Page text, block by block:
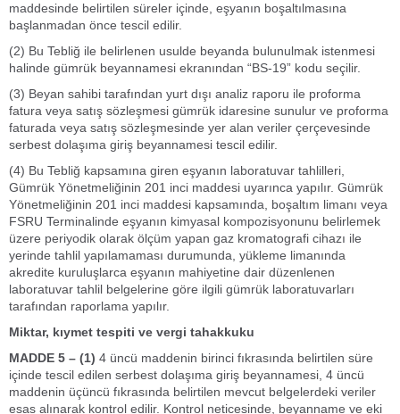
maddesinde belirtilen süreler içinde, eşyanın boşaltılmasına
başlanmadan önce tescil edilir.
(2) Bu Tebliğ ile belirlenen usulde beyanda bulunulmak istenmesi
halinde gümrük beyannamesi ekranından “BS-19” kodu seçilir.
(3) Beyan sahibi tarafından yurt dışı analiz raporu ile proforma
fatura veya satış sözleşmesi gümrük idaresine sunulur ve proforma
faturada veya satış sözleşmesinde yer alan veriler çerçevesinde
serbest dolaşıma giriş beyannamesi tescil edilir.
(4) Bu Tebliğ kapsamına giren eşyanın laboratuvar tahlilleri,
Gümrük Yönetmeliğinin 201 inci maddesi uyarınca yapılır. Gümrük
Yönetmeliğinin 201 inci maddesi kapsamında, boşaltım limanı veya
FSRU Terminalinde eşyanın kimyasal kompozisyonunu belirlemek
üzere periyodik olarak ölçüm yapan gaz kromatografi cihazı ile
yerinde tahlil yapılamaması durumunda, yükleme limanında
akredite kuruluşlarca eşyanın mahiyetine dair düzenlenen
laboratuvar tahlil belgelerine göre ilgili gümrük laboratuvarları
tarafından raporlama yapılır.
Miktar, kıymet tespiti ve vergi tahakkuku
MADDE 5 – (1) 4 üncü maddenin birinci fıkrasında belirtilen süre
içinde tescil edilen serbest dolaşıma giriş beyannamesi, 4 üncü
maddenin üçüncü fıkrasında belirtilen mevcut belgelerdeki veriler
esas alınarak kontrol edilir. Kontrol neticesinde, beyanname ve eki